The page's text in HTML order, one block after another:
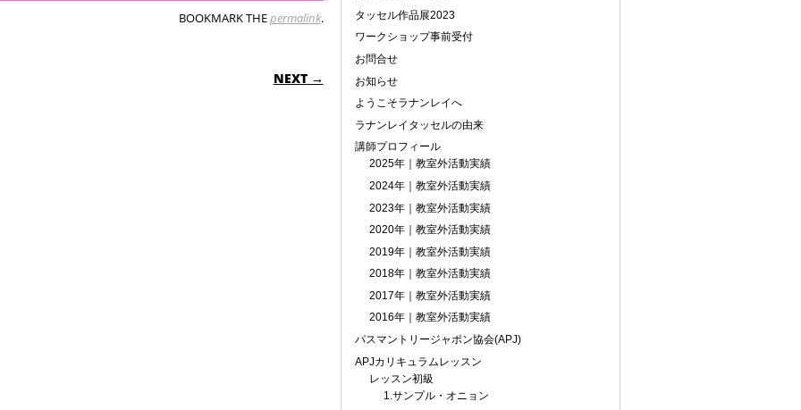
BOOKMARK THEpermalink.
NEXT →
タッセル作品展2023
ワークショップ事前受付
お問合せ
お知らせ
ようこそラナンレイへ
ラナンレイタッセルの由来
講師プロフィール
2025年｜教室外活動実績
2024年｜教室外活動実績
2023年｜教室外活動実績
2020年｜教室外活動実績
2019年｜教室外活動実績
2018年｜教室外活動実績
2017年｜教室外活動実績
2016年｜教室外活動実績
パスマントリージャポン協会(APJ)
APJカリキュラムレッスン
レッスン初級
1.サンプル・オニョン